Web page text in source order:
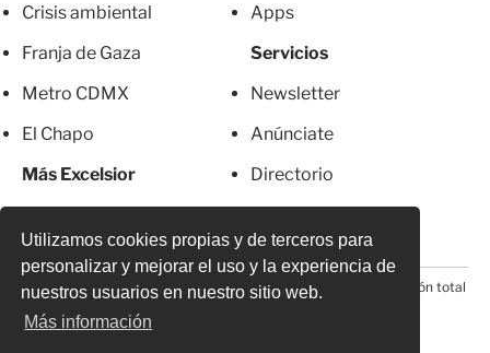
Utilizamos cookies propias y de terceros para
personalizar y mejorar el uso y la experiencia de
nuestros usuarios en nuestro sitio web.
Más información
Crisis ambiental
Franja de Gaza
Metro CDMX
El Chapo
Más Excelsior
Apps
Servicios
Newsletter
Anúnciate
Directorio
© 2026 Todos los derechos reservados. Prohibida la reproducción total
o parcial, incluyendo cualquier medio electrónico*